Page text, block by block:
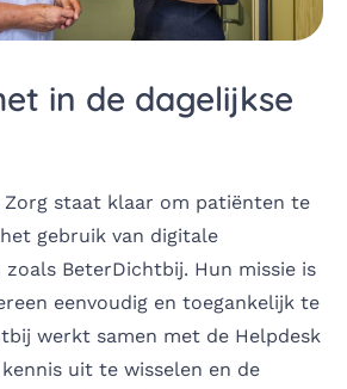
in de dagelijkse
Zorg staat klaar om patiënten te
gebruik van digitale
zoals BeterDichtbij. Hun missie is
eenvoudig en toegankelijk te
werkt samen met de Helpdesk
uit te wisselen en de